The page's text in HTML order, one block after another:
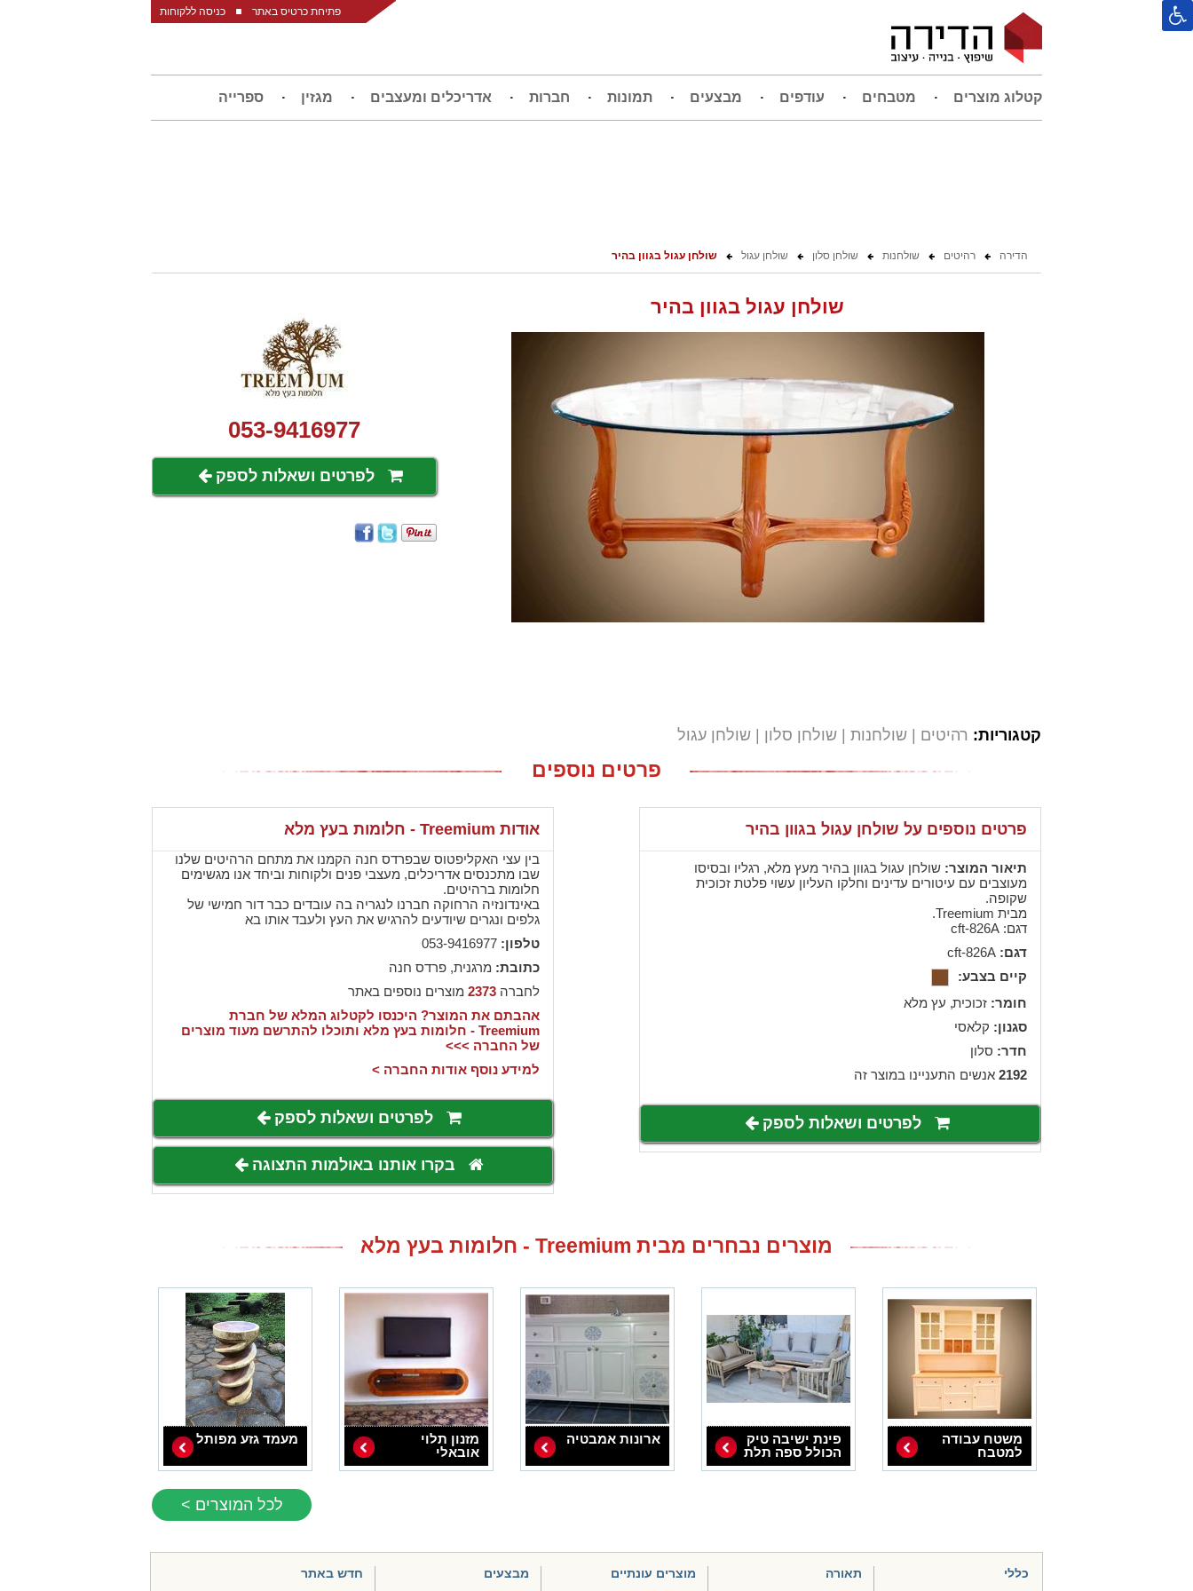
פתיחת כרטיס באתר כניסה ללקוחות
קטלוג מוצרים מטבחים עודפים מבצעים תמונות חברות אדריכלים ומעצבים מגזין ספרייה
הדירה רהיטים שולחנות שולחן סלון שולחן עגול שולחן עגול בגוון בהיר
שולחן עגול בגוון בהיר
053-9416977
לפרטים ושאלות לספק
קטגוריות: רהיטים שולחנות שולחן סלון שולחן עגול
פרטים נוספים
פרטים נוספים על שולחן עגול בגוון בהיר
תיאור המוצר: שולחן עגול בגוון בהיר מעץ מלא, רגליו ובסיסו
מעוצבים עם עיטורים עדינים וחלקו העליון עשוי פלטת זכוכית
שקופה.
מבית Treemium.
דגם: cft-826A
דגם: cft-826A
קיים בצבע:
חומר: זכוכית
, עץ מלא
סגנון: קלאסי
חדר: סלון
2192 אנשים התעניינו במוצר זה
לפרטים ושאלות לספק
אודות Treemium - חלומות בעץ מלא
בין עצי האקליפטוס שבפרדס חנה הקמנו את מתחם הרהיטים שלנו
שבו מתכנסים אדריכלים, מעצבי פנים ולקוחות וביחד אנו מגשימים
חלומות ברהיטים.
באינדונזיה הרחוקה חברנו לנגריה בה עובדים כבר דור חמישי של
גלפים ונגרים שיודעים להרגיש את העץ ולעבד אותו בא
טלפון:053-9416977
כתובת: מרגנית, פרדס חנה
לחברה2373 מוצרים נוספים באתר
אהבתם את המוצר? היכנסו לקטלוג המלא של חברת
Treemium - חלומות בעץ מלא ותוכלו להתרשם מעוד מוצרים
של החברה >>>
למידע נוסף אודות החברה >
לפרטים ושאלות לספק
בקרו אותנו באולמות התצוגה
מוצרים נבחרים מבית Treemium - חלומות בעץ מלא
משטח עבודה
למטבח
פינת ישיבה טיק
הכולל ספה תלת
דגם אננס אננס
ארונות אמבטיה
מזנון תלוי
אובאלי
מעמד גזע מפותל
לכל המוצרים >
כללי תאורה מוצרים עונתיים מבצעים חדש באתר